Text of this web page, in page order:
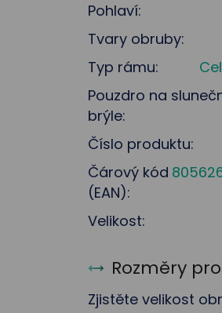
Pohlaví:
Tvary obruby:
Typ rámu:
Pouzdro na
brýle:
Číslo produktu:
Čárový kód
(EAN):
Velikost:
Rozměry
Zjistěte velikost